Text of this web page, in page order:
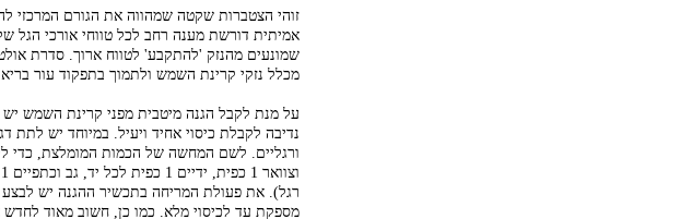
זוהי הצטברות שקטה שמהווה את הגורם המרכזי
שמונעים מהנזק 'להתקבע' לטווח ארוך. סדרת
מכלל נזקי קרינת השמש ולתמוך בתפקוד עור בריא.
על מנת לקבל הגנה מיטבית מפני קרינת השמש
נדיבה לקבלת כיסוי אחיד ויעיל. במיוחד יש לתת
מספקת עד לכיסוי מלא. כמו כן, חשוב מאוד